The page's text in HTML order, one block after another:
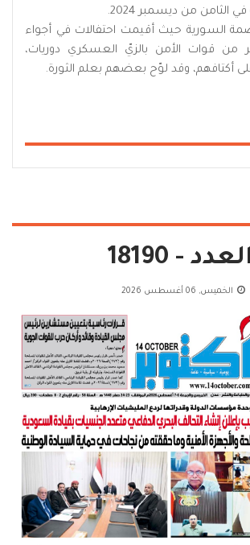
الثامن من ديسمبر 2024.
السورية حيث أقيمت احتفالات في أجواء
من قوات الأمن بالزيّ العسكري دوريات،
أكتافهم، وقد لوّح بعضهم بعلم الثورة.
العدد - 18190
الخميس, 06 أغسطس 2026